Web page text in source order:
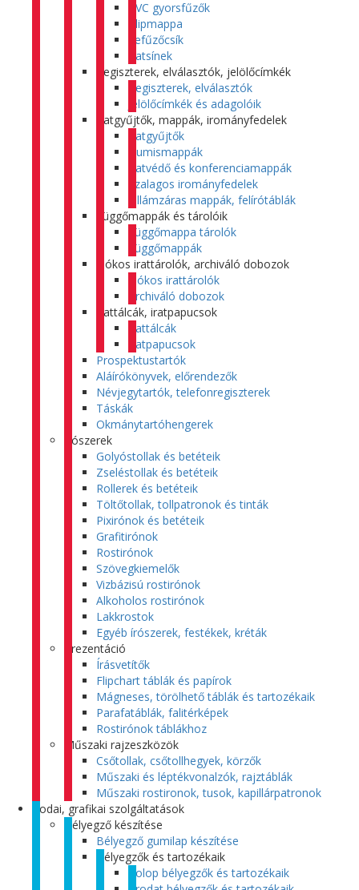
PVC gyorsfűzők
Klipmappa
Lefűzőcsík
Iratsínek
Regiszterek, elválasztók, jelölőcímkék
Regiszterek, elválasztók
Jelölőcímkék és adagolóik
Iratgyűjtők, mappák, irományfedelek
Iratgyűjtők
Gumismappák
Iratvédő és konferenciamappák
Szalagos irományfedelek
Villámzáras mappák, felírótáblák
Függőmappák és tárolóik
Függőmappa tárolók
Függőmappák
Fiókos irattárolók, archiváló dobozok
Fiókos irattárolók
Archiváló dobozok
Irattálcák, iratpapucsok
Irattálcák
Iratpapucsok
Prospektustartók
Aláírókönyvek, előrendezők
Névjegytartók, telefonregiszterek
Táskák
Okmánytartóhengerek
Írószerek
Golyóstollak és betéteik
Zseléstollak és betéteik
Rollerek és betéteik
Töltőtollak, tollpatronok és tinták
Pixirónok és betéteik
Grafitirónok
Rostirónok
Szövegkiemelők
Vizbázisú rostirónok
Alkoholos rostirónok
Lakkrostok
Egyéb írószerek, festékek, kréták
Prezentáció
Írásvetítők
Flipchart táblák és papírok
Mágneses, törölhető táblák és tartozékaik
Parafatáblák, falitérképek
Rostirónok táblákhoz
Műszaki rajzeszközök
Csőtollak, csőtollhegyek, körzők
Műszaki és léptékvonalzók, rajztáblák
Műszaki rostironok, tusok, kapillárpatronok
Irodai, grafikai szolgáltatások
Bélyegző készítése
Bélyegző gumilap készítése
Bélyegzők és tartozékaik
Colop bélyegzők és tartozékaik